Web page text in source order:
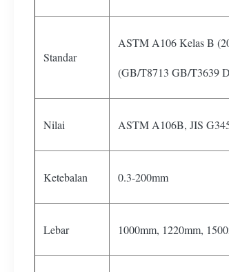
Standar
ASTM A106 Kelas B
(GB/T8713 GB/T3639
Nilai ASTM A106B, JIS
Ketebalan 0.3-200mm
Lebar 1000mm, 1220mm,